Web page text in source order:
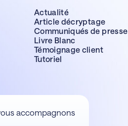
Actualité
Article décryptage
Communiqués de presse
Livre Blanc
Témoignage client
Tutoriel
accompagnons